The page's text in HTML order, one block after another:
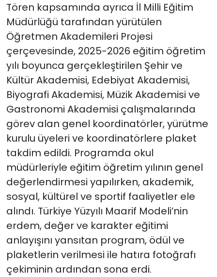
Tören kapsamında ayrıca İl Milli Eğitim
Müdürlüğü tarafından yürütülen
Öğretmen Akademileri Projesi
çerçevesinde, 2025-2026 eğitim öğretim
yılı boyunca gerçekleştirilen Şehir ve
Kültür Akademisi, Edebiyat Akademisi,
Biyografi Akademisi, Müzik Akademisi ve
Gastronomi Akademisi çalışmalarında
görev alan genel koordinatörler, yürütme
kurulu üyeleri ve koordinatörlere plaket
takdim edildi. Programda okul
müdürleriyle eğitim öğretim yılının genel
değerlendirmesi yapılırken, akademik,
sosyal, kültürel ve sportif faaliyetler ele
alındı. Türkiye Yüzyılı Maarif Modeli’nin
erdem, değer ve karakter eğitimi
anlayışını yansıtan program, ödül ve
plaketlerin verilmesi ile hatıra fotoğrafı
çekiminin ardından sona erdi.